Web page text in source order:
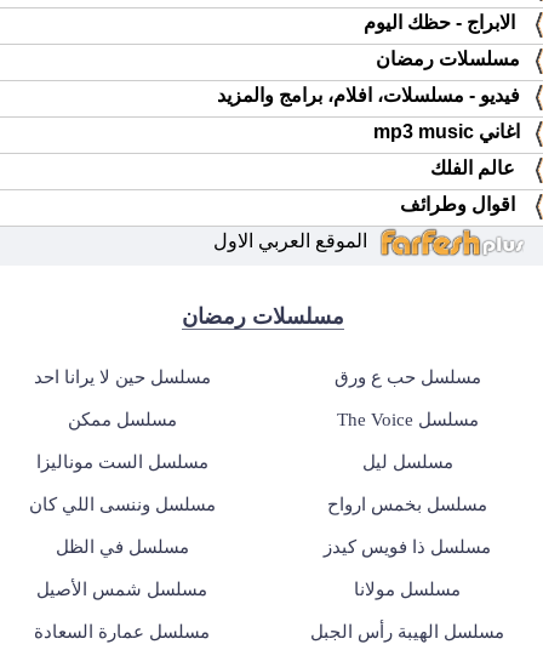
الابراج - حظك اليوم
مسلسلات رمضان
فيديو - مسلسلات، افلام، برامج والمزيد
اغاني mp3 music
عالم الفلك
اقوال وطرائف
الموقع العربي الاول
مسلسلات رمضان
مسلسل حب ع ورق مسلسل حين لا يرانا احد
مسلسل The Voice مسلسل ممكن
مسلسل ليل مسلسل الست موناليزا
مسلسل بخمس ارواح مسلسل وننسى اللي كان
مسلسل ذا فويس كيدز مسلسل في الظل
مسلسل مولانا مسلسل شمس الأصيل
مسلسل الهيبة رأس الجبل مسلسل عمارة السعادة